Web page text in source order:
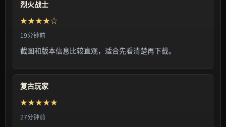
烈火战士
★★★★☆
19分钟前
截图和版本信息比较直观，适合先看清楚再下载。
复古玩家
★★★★★
27分钟前